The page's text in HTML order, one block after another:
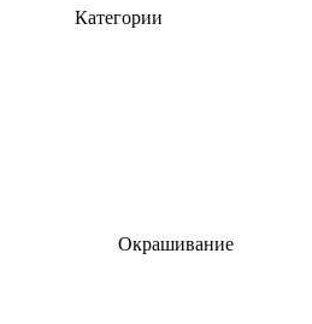
Категории
Окрашивание